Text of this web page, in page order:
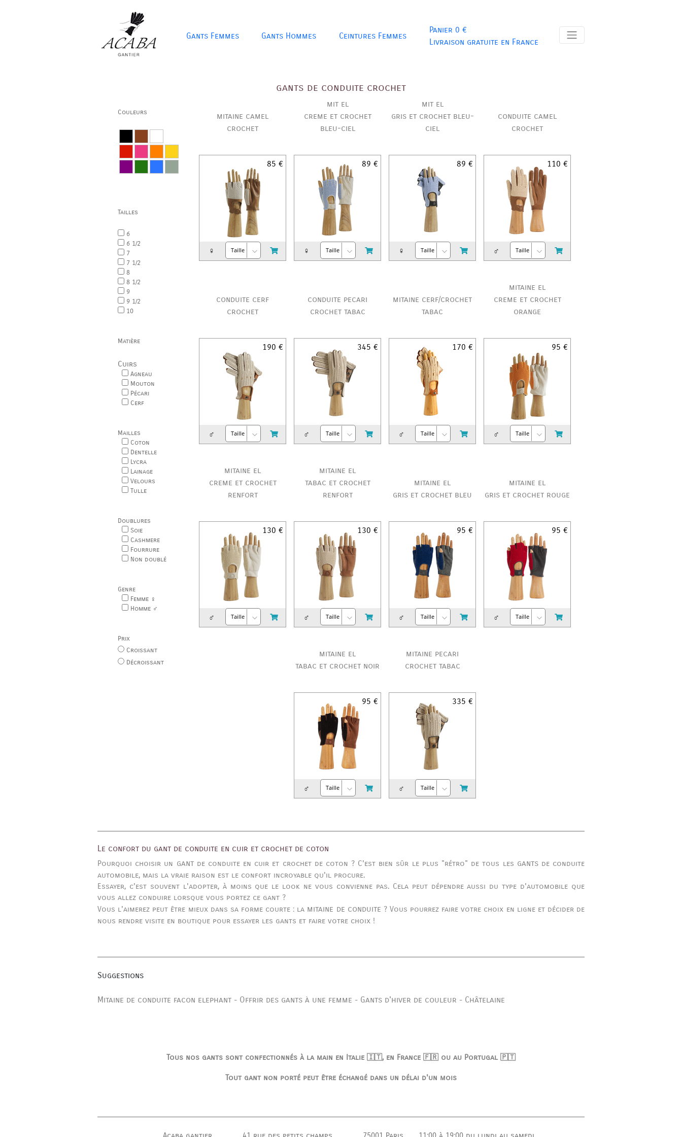
Gants Femmes Gants Hommes Ceintures Femmes
Panier 0 €
Livraison gratuite en France
gants de conduite crochet
Couleurs
Tailles
6
6 1/2
7
7 1/2
8
8 1/2
9
9 1/2
10
Matière
Cuirs
Agneau
Mouton
Pécari
Cerf
Mailles
Coton
Dentelle
Lycra
Lainage
Velours
Tulle
Doublures
Soie
Cashmere
Fourrure
Non doublé
Genre
Femme ♀
Homme ♂
Prix
Croissant
Décroissant
mitaine camel
crochet
85 €
♀
mit el
creme et crochet
bleu-ciel
89 €
♀
mit el
gris et crochet bleu-
ciel
89 €
♀
conduite camel
crochet
110 €
♂
conduite cerf
crochet
190 €
♂
conduite pecari
crochet tabac
345 €
♂
mitaine cerf/crochet
tabac
170 €
♂
mitaine el
creme et crochet
orange
95 €
♂
mitaine el
creme et crochet
renfort
130 €
♂
mitaine el
tabac et crochet
renfort
130 €
♂
mitaine el
gris et crochet bleu
95 €
♂
mitaine el
gris et crochet rouge
95 €
♂
mitaine el
tabac et crochet noir
95 €
♂
mitaine pecari
crochet tabac
335 €
♂
Le confort du gant de conduite en cuir et crochet de coton
Pourquoi choisir un gantde conduite en cuir et crochet de coton ? C'est bien sûr le plus "rétro" de tous les gantsde conduite
automobile, mais la vraie raison est le confort incroyable qu'il procure.
Essayer, c'est souvent l'adopter, à moins que le look ne vous convienne pas. Cela peut dépendre aussi du type d'automobile que
vous allez conduire lorsque vous portez ce gant ?
Vous l'aimerez peut être mieux dans sa forme courte : la mitaine de conduite ? Vous pourrez faire votre choix en ligne et décider de
nous rendre visite en boutique pour essayer les gants et faire votre choix !
Suggestions
Mitaine de conduite facon elephant - Offrir des gants à une femme - Gants d'hiver de couleur - Châtelaine
Tous nos gants sont confectionnés à la main en Italie 🇮🇹, en France 🇫🇷 ou au Portugal 🇵🇹
Tout gant non porté peut être échangé dans un délai d'un mois